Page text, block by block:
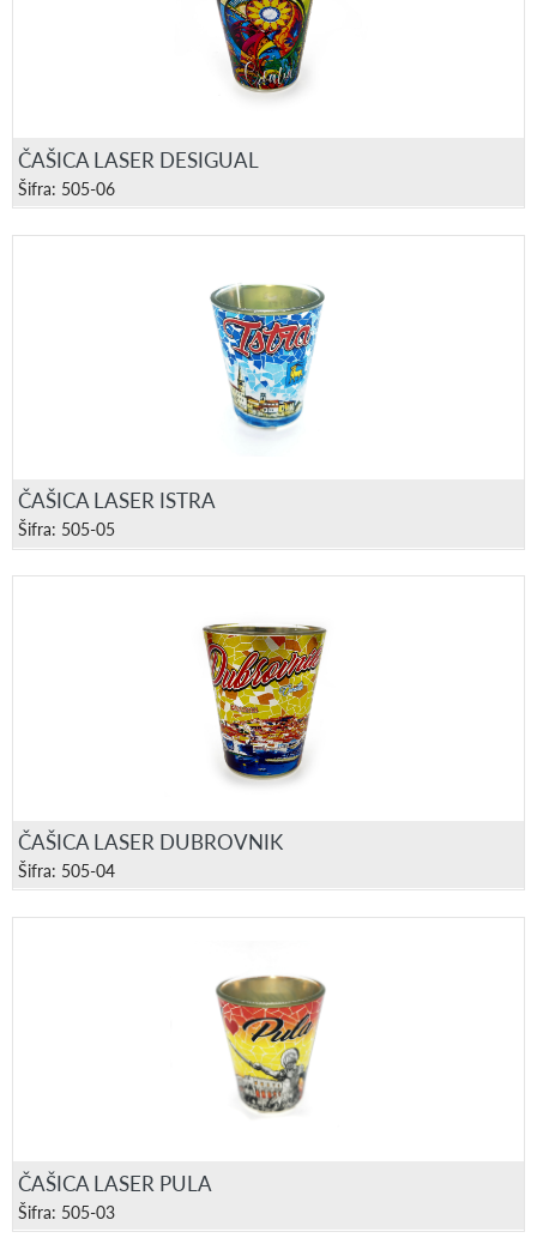
ČAŠICA LASER DESIGUAL
Šifra: 505-06
ČAŠICA LASER ISTRA
Šifra: 505-05
ČAŠICA LASER DUBROVNIK
Šifra: 505-04
ČAŠICA LASER PULA
Šifra: 505-03